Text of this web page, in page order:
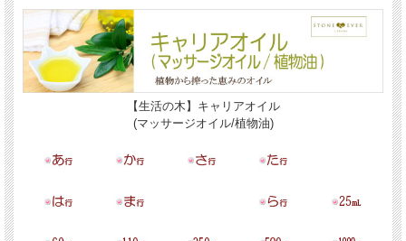
【生活の木】キャリアオイル
(マッサージオイル/植物油)